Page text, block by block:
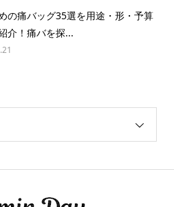
の痛バッグ35選を用途・形・予算
介！痛バを探...